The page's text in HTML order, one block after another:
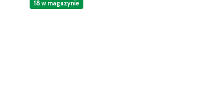
wynosiła:
24,99 zł.
wynosi:
21,99 zł.
18 w magazynie